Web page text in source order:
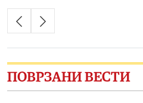
ПОВРЗАНИ ВЕСТИ